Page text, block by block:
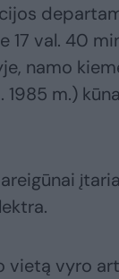
17 val. 40
namo
m.)
vietą vyro